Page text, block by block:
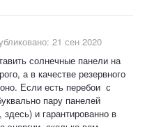
21 сен 2020
солнечные панели на
а в качестве резервного
Если есть перебои с
пару панелей
и гарантированно в